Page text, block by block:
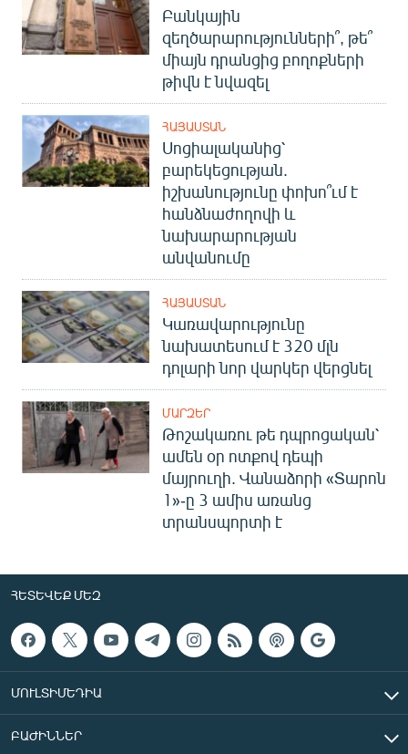
Բանկային
զեղծարարությունների՞, թե՞
միայն դրանցից բողոքների
թիվն է նվազել
ՀԱՅԱՍՏԱՆ
Սոցիալականից՝
բարեկեցության.
իշխանությունը փոխո՞ւմ է
հանձնաժողովի և
նախարարության
անվանումը
ՀԱՅԱՍՏԱՆ
Կառավարությունը
նախատեսում է 320 մլն
դոլարի նոր վարկեր վերցնել
ՄԱՐԶԵՐ
Թոշակառու թե դպրոցական՝
ամեն օր ոտքով դեպի
մայրուղի. Վանաձորի «Տարոն
1»-ը 3 ամիս առանց
տրանսպորտի է
ՀԵՏԵՎԵՔ ՄԵԶ
ՄՈՒԼՏԻՄԵԴԻԱ
ԲԱԺԻՆՆԵՐ